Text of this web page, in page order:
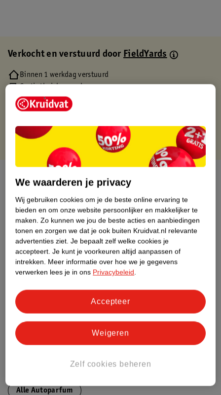
Verkocht en verstuurd doorFieldYards
Binnen 1 werkdag verstuurd
Gratis thuisbezorgd
Gratis retourneren via verkooppartner.
Gratis punten met je Kruidvat kaart
Over dit product
Productinformatie
Etiketinformatie
Nature Impact Score
Dit product heeft (nog) geen Nature
Meer informatie
Bestel & Bezorginformatie
Alle Autoparfum
We waarderen je privacy
Wij gebruiken cookies om je de beste online ervaring te
bieden en om onze website persoonlijker en makkelijker te
maken. Zo kunnen we jou de beste acties en aanbiedingen
tonen en zorgen we dat je ook buiten Kruidvat.nl relevante
advertenties ziet. Je bepaalt zelf welke cookies je
accepteert. Je kunt je voorkeuren altijd aanpassen of
intrekken. Meer informatie over hoe we je gegevens
verwerken lees je in ons Privacybeleid.
Zelf cookies beheren
Weigeren
Accepteer